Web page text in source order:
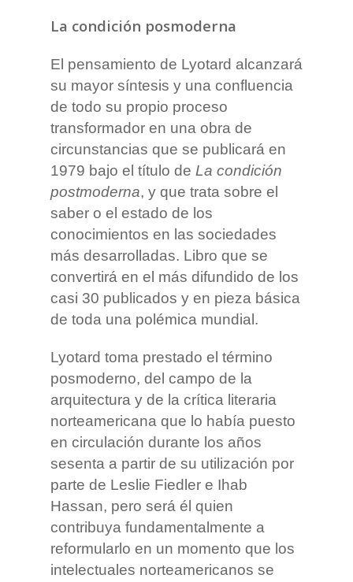
La condición posmoderna
El pensamiento de Lyotard alcanzará
su mayor síntesis y una confluencia
de todo su propio proceso
transformador en una obra de
circunstancias que se publicará en
1979 bajo el título de La condición
postmoderna, y que trata sobre el
saber o el estado de los
conocimientos en las sociedades
más desarrolladas. Libro que se
convertirá en el más difundido de los
casi 30 publicados y en pieza básica
de toda una polémica mundial.
Lyotard toma prestado el término
posmoderno, del campo de la
arquitectura y de la crítica literaria
norteamericana que lo había puesto
en circulación durante los años
sesenta a partir de su utilización por
parte de Leslie Fiedler e Ihab
Hassan, pero será él quien
contribuya fundamentalmente a
reformularlo en un momento que los
intelectuales norteamericanos se